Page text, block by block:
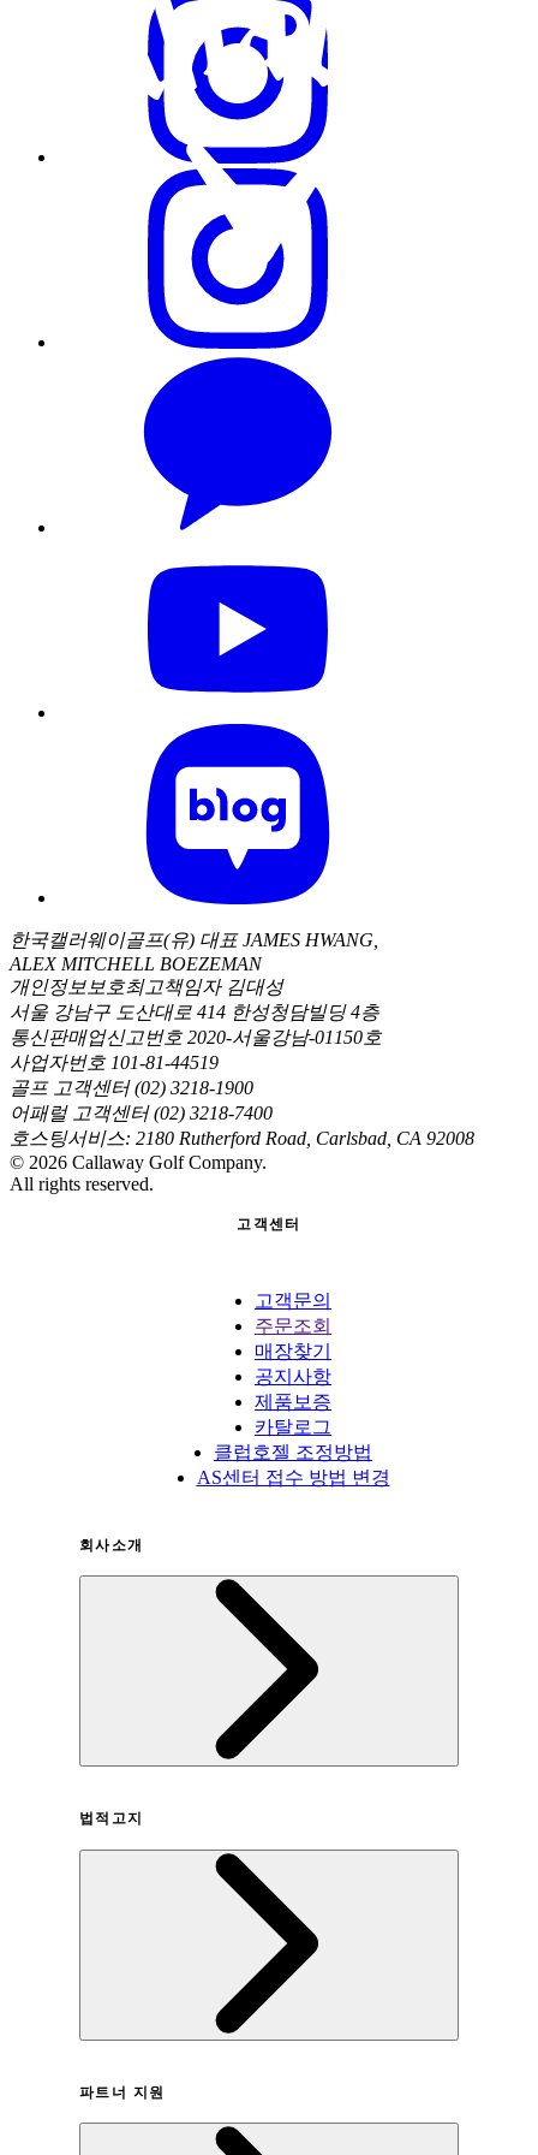
한국캘러웨이골프(유) 대표 JAMES HWANG,
ALEX MITCHELL BOEZEMAN
개인정보보호최고책임자 김대성
서울 강남구 도산대로 414 한성청담빌딩 4층
통신판매업신고번호 2020-서울강남-01150호
사업자번호 101-81-44519
골프 고객센터 (02) 3218-1900
어패럴 고객센터 (02) 3218-7400
호스팅서비스: 2180 Rutherford Road, Carlsbad, CA 92008
© 2026 Callaway Golf Company.
All rights reserved.
고객센터
고객문의
주문조회
매장찾기
공지사항
제품보증
카탈로그
클럽호젤 조정방법
AS센터 접수 방법 변경
회사소개
법적고지
개인정보취급방침
파트너 지원